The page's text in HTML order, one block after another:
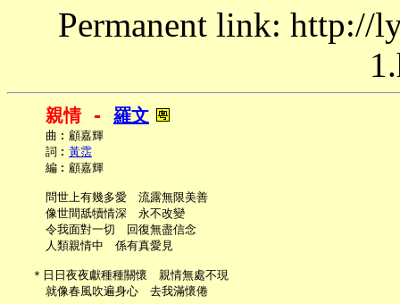
Permanent link: http://
親情 - 羅文
     曲︰顧嘉輝
     詞︰
黃霑
     編︰顧嘉輝
     問世上有幾多愛　流露無限美善
     像世間舐犢情深　永不改變
     令我面對一切　回復無盡信念
     人類親情中　係有真愛見
   ＊日日夜夜獻種種關懷　親情無處不現
     就像春風吹遍身心　去我滿懷倦